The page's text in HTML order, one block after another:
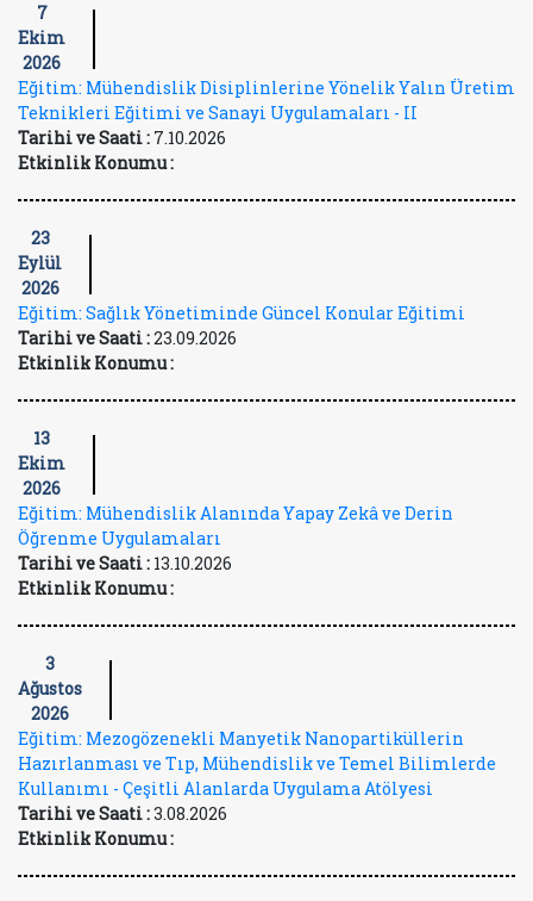
7
Ekim
2026
Eğitim: Mühendislik Disiplinlerine Yönelik Yalın Üretim
Teknikleri Eğitimi ve Sanayi Uygulamaları - II
Tarihi ve Saati : 7.10.2026
Etkinlik Konumu :
23
Eylül
2026
Eğitim: Sağlık Yönetiminde Güncel Konular Eğitimi
Tarihi ve Saati :23.09.2026
Etkinlik Konumu :
13
Ekim
2026
Eğitim: Mühendislik Alanında Yapay Zekâ ve Derin
Öğrenme Uygulamaları
Tarihi ve Saati : 13.10.2026
Etkinlik Konumu :
3
Ağustos
2026
Eğitim: Mezogözenekli Manyetik Nanopartiküllerin
Hazırlanması ve Tıp, Mühendislik ve Temel Bilimlerde
Kullanımı - Çeşitli Alanlarda Uygulama Atölyesi
Tarihi ve Saati :3.08.2026
Etkinlik Konumu :